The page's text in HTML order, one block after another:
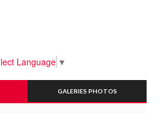
Language ▼
GALERIES PHOTOS